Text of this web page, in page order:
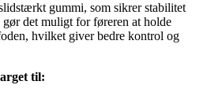
gummi, som sikrer stabilitet
det muligt for føreren at holde
hvilket giver bedre kontrol og
til: